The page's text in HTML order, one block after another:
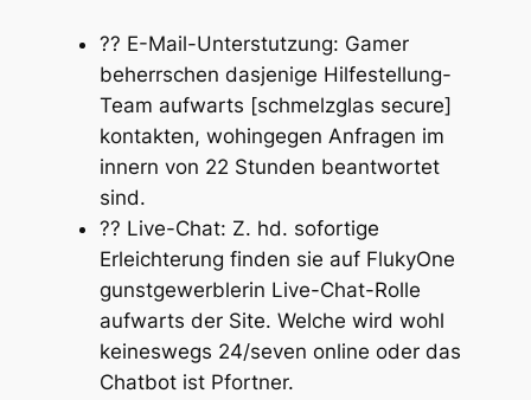
?? E-Mail-Unterstutzung: Gamer
beherrschen dasjenige Hilfestellung-
Team aufwarts [schmelzglas secure]
kontakten, wohingegen Anfragen im
innern von 22 Stunden beantwortet
sind.
?? Live-Chat: Z. hd. sofortige
Erleichterung finden sie auf FlukyOne
gunstgewerblerin Live-Chat-Rolle
aufwarts der Site. Welche wird wohl
keineswegs 24/seven online oder das
Chatbot ist Pfortner.